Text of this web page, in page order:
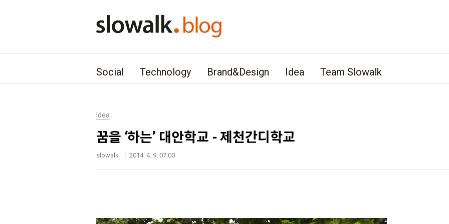
Social Technology Brand&Design Idea Team Slowalk
Idea
꿈을 ‘하는’ 대안학교 - 제천간디학교
slowalk 2014. 4. 9. 07:00